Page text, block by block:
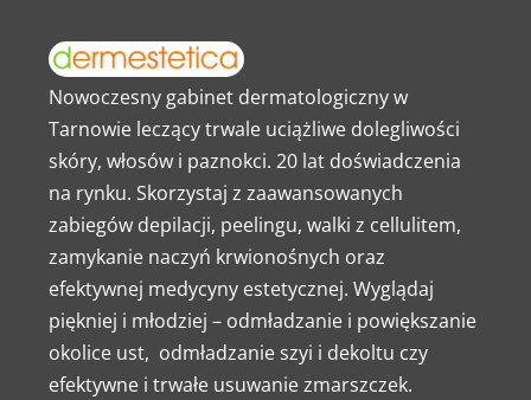
Nowoczesny gabinet dermatologiczny w
Tarnowie leczący trwale uciążliwe dolegliwości
skóry, włosów i paznokci. 20 lat doświadczenia
na rynku. Skorzystaj z zaawansowanych
zabiegów depilacji, peelingu, walki z cellulitem,
zamykanie naczyń krwionośnych oraz
efektywnej medycyny estetycznej. Wyglądaj
piękniej i młodziej – odmładzanie i powiększanie
okolice ust, odmładzanie szyi i dekoltu czy
efektywne i trwałe usuwanie zmarszczek.